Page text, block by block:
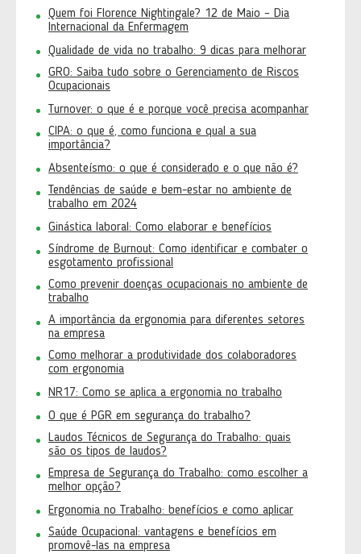
Quem foi Florence Nightingale? 12 de Maio – Dia
Internacional da Enfermagem
Qualidade de vida no trabalho: 9 dicas para melhorar
GRO: Saiba tudo sobre o Gerenciamento de Riscos
Ocupacionais
Turnover: o que é e porque você precisa acompanhar
CIPA: o que é, como funciona e qual a sua
importância?
Absenteísmo: o que é considerado e o que não é?
Tendências de saúde e bem-estar no ambiente de
trabalho em 2024
Ginástica laboral: Como elaborar e benefícios
Síndrome de Burnout: Como identificar e combater o
esgotamento profissional
Como prevenir doenças ocupacionais no ambiente de
trabalho
A importância da ergonomia para diferentes setores
na empresa
Como melhorar a produtividade dos colaboradores
com ergonomia
NR17: Como se aplica a ergonomia no trabalho
O que é PGR em segurança do trabalho?
Laudos Técnicos de Segurança do Trabalho: quais
são os tipos de laudos?
Empresa de Segurança do Trabalho: como escolher a
melhor opção?
Ergonomia no Trabalho: benefícios e como aplicar
Saúde Ocupacional: vantagens e benefícios em
promovê-las na empresa